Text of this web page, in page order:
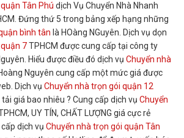
Tân Phú dịch Vụ Chuyển Nhà Nhanh
Đứng thứ 5 trong bảng xếp hạng những
bình tân là HOàng NGuyên. Dịch vụ dọn
7TPHCM được cung cấp tại công ty
Hiểu được điều đó dịch vụ Chuyển nhà
Nguyên cung cấp một mức giá được
Dịch vụ Chuyển nhà trọn gói quận 12
giá bao nhiêu ? Cung cấp dịch vụ Chuyển
UY TÍN, CHẤT LƯỢNG giá cực rẻ
dịch vụ Chuyển nhà trọn gói quận Tân